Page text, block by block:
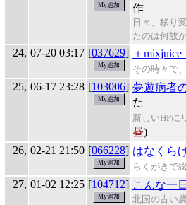
作
日々、移り
たのは何故
24, 07-20 03:17 [037629] ＋mixjuice
その時々で
25, 06-17 23:28 [103006] 夢遊病者
た
新しいHPに
昼)
26, 02-21 21:50 [066228] はなくら
らくがきで
27, 01-02 12:25 [104712] こんな一
北国の古い